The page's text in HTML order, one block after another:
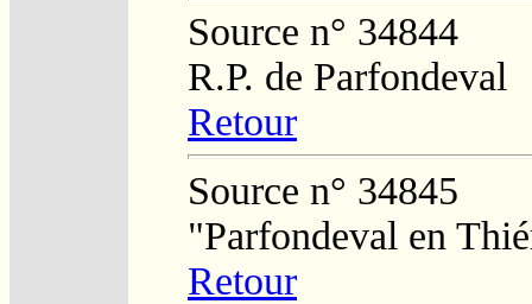
Source n° 34844
R.P. de Parfondeval
Retour
Source n° 34845
"Parfondeval en
Retour